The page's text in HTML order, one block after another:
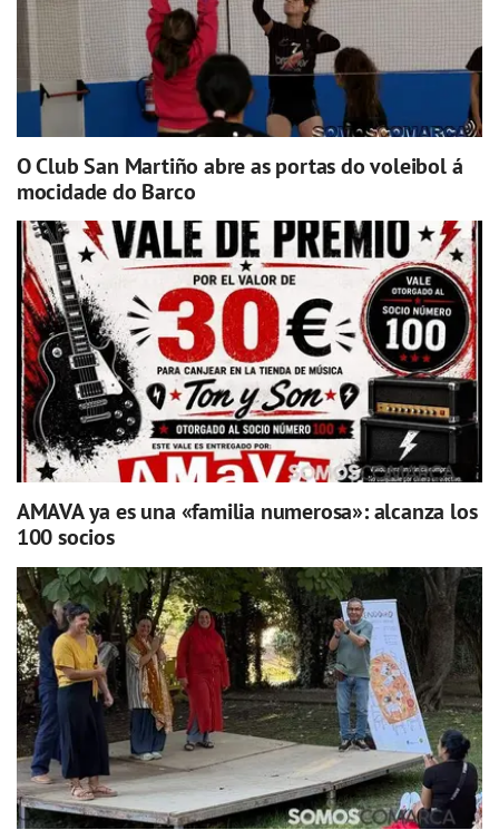
O Club San Martiño abre as portas do voleibol á
mocidade do Barco
AMAVA ya es una «familia numerosa»: alcanza los
100 socios